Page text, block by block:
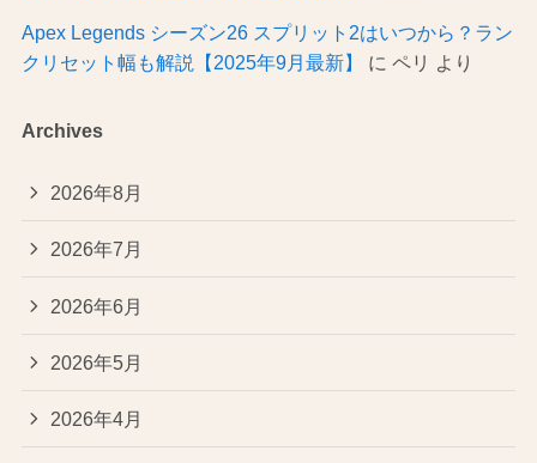
Apex Legends シーズン26 スプリット2はいつから？ラン
クリセット幅も解説【2025年9月最新】
に ペリ より
Archives
2026年8月
2026年7月
2026年6月
2026年5月
2026年4月